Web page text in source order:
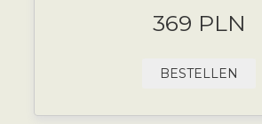
369 PLN
BESTELLEN